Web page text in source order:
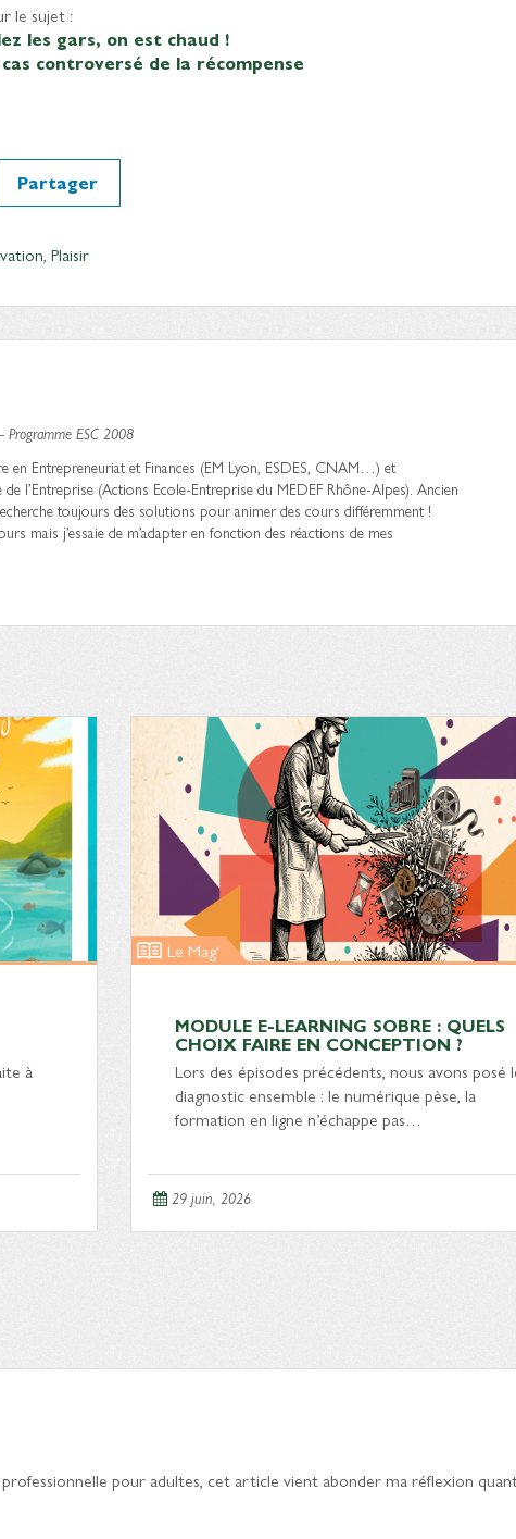
le sujet :
les gars, on est chaud !
controversé de la récompense
Partager
, Plaisir
ESC 2008
en Entrepreneuriat et Finances (EM Lyon, ESDES, CNAM…) et
l’Entreprise (Actions Ecole-Entreprise du MEDEF Rhône-Alpes). Ancien
toujours des solutions pour animer des cours différemment !
mais j’essaie de m’adapter en fonction des réactions de mes
à
Le Mag'
MODULE E-LEARNING SOBRE : QUELS
CHOIX FAIRE EN CONCEPTION ?
Lors des épisodes précédents, nous avons posé
diagnostic ensemble : le numérique pèse, la
formation en ligne n’échappe pas…
29 juin, 2026
pour adultes, cet article vient abonder ma réflexion